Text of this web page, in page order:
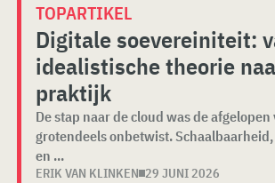
TOPARTIKEL
Digitale soevereiniteit:
idealistische theorie
praktijk
De stap naar de cloud was de
grotendeels onbetwist.
en ...
ERIK VAN KLINKEN 29 JUNI 2026